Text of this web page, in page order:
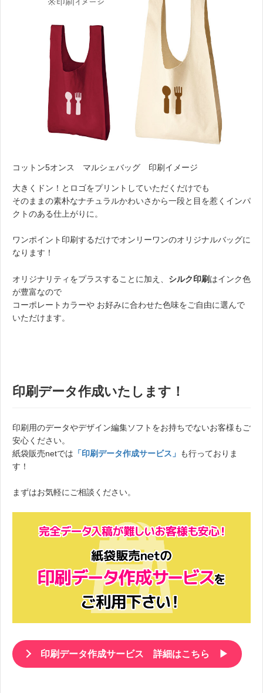
コットン5オンス マルシェバッグ 印刷イメージ
大きくドン！とロゴをプリントしていただくだけでも
そのままの素朴なナチュラルかわいさから一段と目を惹くインパ
クトのある仕上がりに。
ワンポイント印刷するだけでオンリーワンのオリジナルバッグに
なります！
オリジナリティをプラスすることに加え、 シルク印刷はインク色
が豊富なので
コーポレートカラーや お好みに合わせた色味をご自由に選んで
いただけます。
印刷データ作成いたします！
印刷用のデータやデザイン編集ソフトをお持ちでないお客様もご
安心ください。
紙袋販売netでは 「印刷データ作成サービス」 も行っておりま
す！
まずはお気軽にご相談ください。
印刷データ作成サービス 詳細はこちら ▶